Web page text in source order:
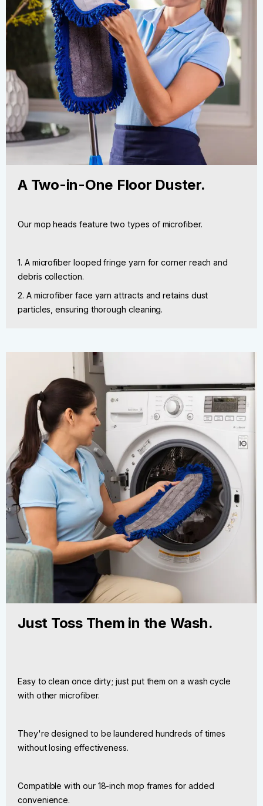
A Two-in-One Floor Duster.
Our mop heads feature two types of microfiber.
1. A microfiber looped fringe yarn for corner reach and
debris collection.
2. A microfiber face yarn attracts and retains dust
particles, ensuring thorough cleaning.
Just Toss Them in the Wash.
Easy to clean once dirty; just put them on a wash cycle
with other microfiber.
They're designed to be laundered hundreds of times
without losing effectiveness.
Compatible with our 18-inch mop frames for added
convenience.